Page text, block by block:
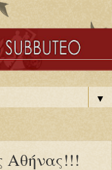
▼
Αθήνας!!!